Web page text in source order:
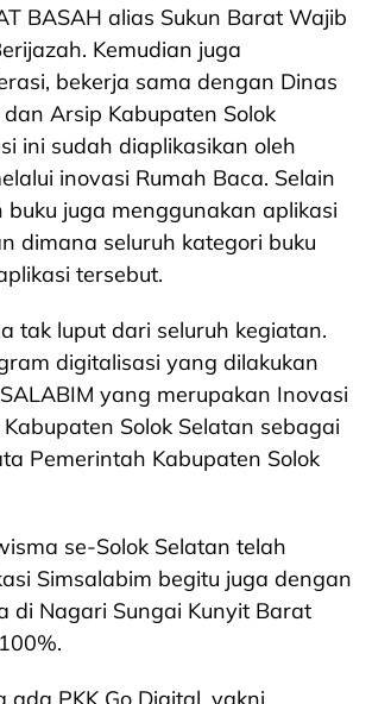
BASAH alias Sukun Barat Wajib
Kemudian juga
bekerja sama dengan Dinas
Arsip Kabupaten Solok
ini sudah diaplikasikan oleh
inovasi Rumah Baca. Selain
buku juga menggunakan aplikasi
dimana seluruh kategori buku
tersebut.
tak luput dari seluruh kegiatan.
digitalisasi yang dilakukan
yang merupakan Inovasi
Solok Selatan sebagai
Pemerintah Kabupaten Solok
se-Solok Selatan telah
Simsalabim begitu juga dengan
di Nagari Sungai Kunyit Barat